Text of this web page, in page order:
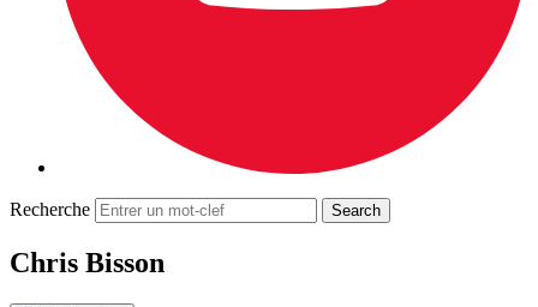
Recherche
Chris Bisson